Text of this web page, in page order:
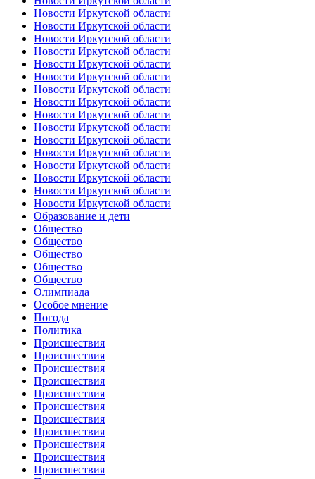
Новости Иркутской области
Новости Иркутской области
Новости Иркутской области
Новости Иркутской области
Новости Иркутской области
Новости Иркутской области
Новости Иркутской области
Новости Иркутской области
Новости Иркутской области
Новости Иркутской области
Новости Иркутской области
Новости Иркутской области
Новости Иркутской области
Новости Иркутской области
Новости Иркутской области
Новости Иркутской области
Образование и дети
Общество
Общество
Общество
Общество
Общество
Олимпиада
Особое мнение
Погода
Политика
Происшествия
Происшествия
Происшествия
Происшествия
Происшествия
Происшествия
Происшествия
Происшествия
Происшествия
Происшествия
Происшествия